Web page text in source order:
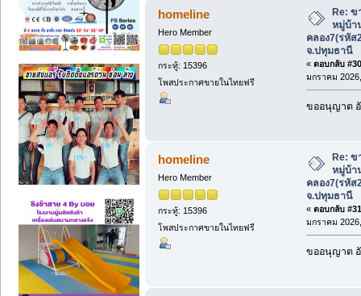
คลอง7(รหัส202572) ลำลูกกา จ.ปทุมธา
homeline
Hero Member
กระทู้: 15396
โพสประกาศขายในไทยฟรี
Re: ข
หมู่บ้า
คลอง7(รหัส
จ.ปทุมธานี
« ตอบกลับ
มกราคม
ขออนุญาต
homeline
Hero Member
กระทู้: 15396
โพสประกาศขายในไทยฟรี
Re: ข
หมู่บ้า
คลอง7(รหัส
จ.ปทุมธานี
« ตอบกลับ
มกราคม
ขออนุญาต